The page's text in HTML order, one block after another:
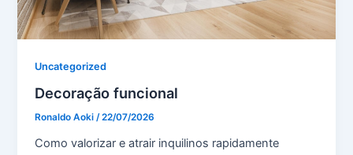
Uncategorized
Decoração funcional
Ronaldo Aoki/22/07/2026
Como valorizar e atrair inquilinos rapidamente